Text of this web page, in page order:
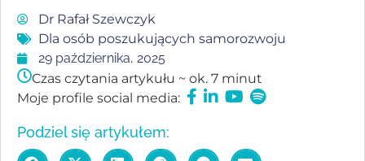
Dr Rafał Szewczyk
Dla osób poszukujących samorozwoju
29 października, 2025
Czas czytania artykułu ~ ok. 7 minut
Moje profile social media:
Podziel się artykułem: